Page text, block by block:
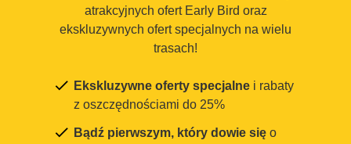
atrakcyjnych ofert Early Bird oraz
ekskluzywnych ofert specjalnych na wielu
trasach!
Ekskluzywne oferty specjalne i rabaty
z oszczędnościami do 25%
Bądź pierwszym, który dowie się o